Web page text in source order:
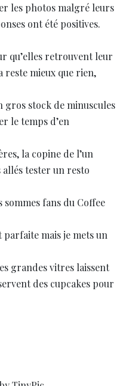
les photos malgré leurs
ont été positives.
qu’elles retrouvent leur
reste mieux que rien,
gros stock de minuscules
le temps d’en
la copine de l’un
allés tester un resto
sommes fans du Coffee
parfaite mais je mets un
grandes vitres laissent
des cupcakes pour